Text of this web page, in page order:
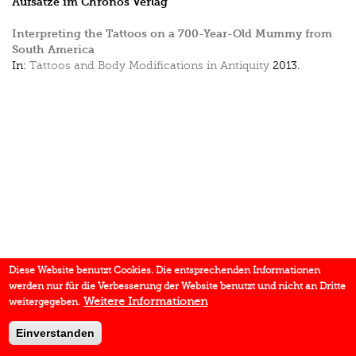
Interpreting the Tattoos on a 700-Year-Old Mummy from
South America
In: Tattoos and Body Modifications in Antiquity 2013.
Diese Website benutzt Cookies. Die entsprechenden Informationen
werden nur für die Verbesserung der Website benutzt und nicht an Dritte
weitergegeben. Weitere Informationen
Einverstanden